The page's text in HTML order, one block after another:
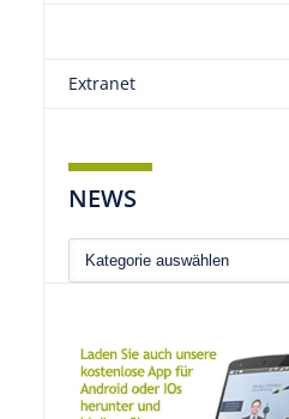
Extranet
NEWS
News